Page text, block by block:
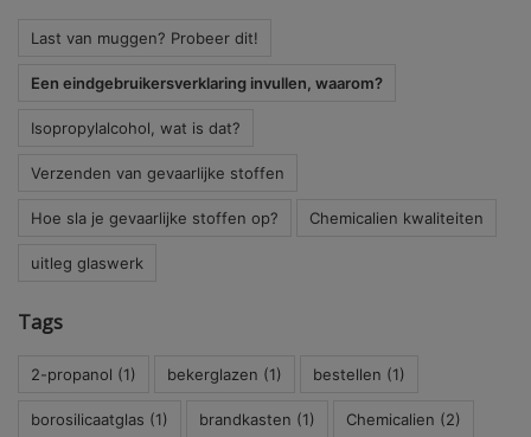
Last van muggen? Probeer dit!
Een eindgebruikersverklaring invullen, waarom?
Isopropylalcohol, wat is dat?
Verzenden van gevaarlijke stoffen
Hoe sla je gevaarlijke stoffen op? Chemicalien kwaliteiten
uitleg glaswerk
Tags
2-propanol (1) bekerglazen (1) bestellen (1)
borosilicaatglas (1) brandkasten (1) Chemicalien (2)